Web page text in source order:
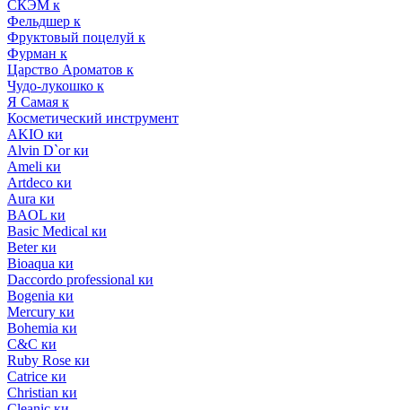
СКЭМ к
Фельдшер к
Фруктовый поцелуй к
Фурман к
Царство Ароматов к
Чудо-лукошко к
Я Самая к
Косметический инструмент
AKIO ки
Alvin D`or ки
Ameli ки
Artdeco ки
Aura ки
BAOL ки
Basic Medical ки
Beter ки
Bioaqua ки
Daccordo professional ки
Bogenia ки
Mercury ки
Bohemia ки
C&C ки
Ruby Rose ки
Catrice ки
Christian ки